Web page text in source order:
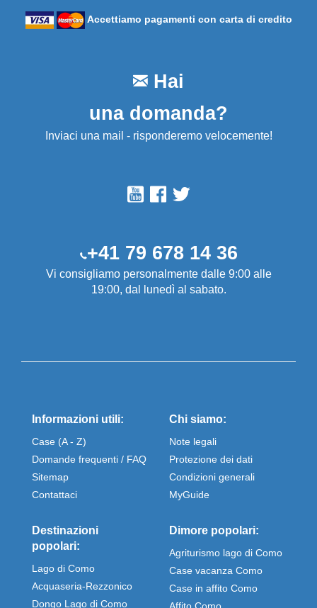
Accettiamo pagamenti con carta di credito
Hai
una domanda?
Inviaci una mail - risponderemo velocemente!
+41 79 678 14 36
Vi consigliamo personalmente dalle 9:00 alle
19:00, dal lunedì al sabato.
Informazioni utili:
Case (A - Z)
Domande frequenti / FAQ
Sitemap
Contattaci
Chi siamo:
Note legali
Protezione dei dati
Condizioni generali
MyGuide
Destinazioni
popolari:
Lago di Como
Acquaseria-Rezzonico
Dongo Lago di Como
Dimore popolari:
Agriturismo lago di Como
Case vacanza Como
Case in affito Como